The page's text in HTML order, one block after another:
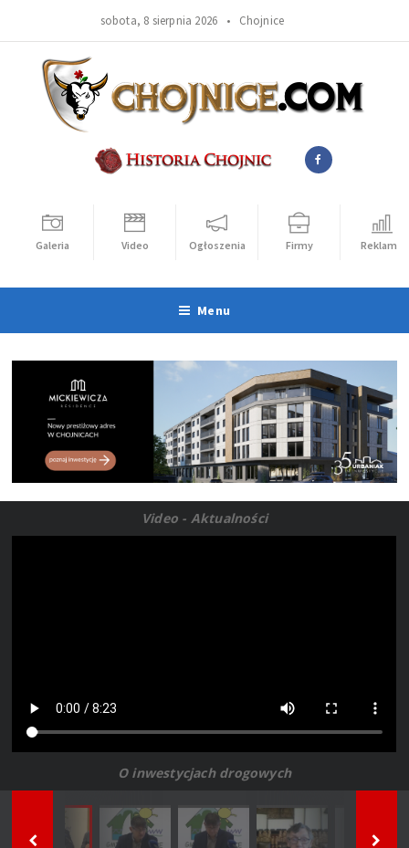
sobota, 8 sierpnia 2026 • Chojnice
Galeria Video Ogłoszenia Firmy Reklama
Menu
Video - Aktualności
O inwestycjach drogowych